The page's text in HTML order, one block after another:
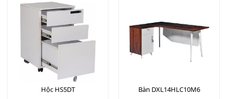
Hộc HS5DT
Bàn DXL14HLC10M6